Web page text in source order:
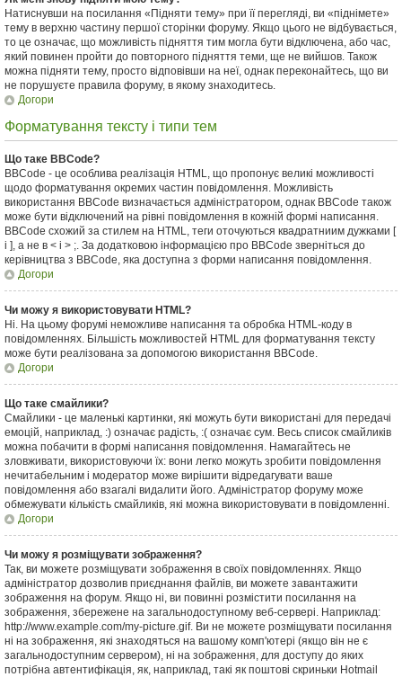
Натиснувши на посилання «Підняти тему» при її перегляді, ви «піднімете»
тему в верхню частину першої сторінки форуму. Якщо цього не відбувається,
то це означає, що можливість підняття тим могла бути відключена, або час,
який повинен пройти до повторного підняття теми, ще не вийшов. Також
можна підняти тему, просто відповівши на неї, однак переконайтесь, що ви
не порушуєте правила форуму, в якому знаходитесь.
Догори
Форматування тексту і типи тем
Що таке BBCode?
BBCode - це особлива реалізація HTML, що пропонує великі можливості
щодо форматування окремих частин повідомлення. Можливість
використання BBCode визначається адміністратором, однак BBCode також
може бути відключений на рівні повідомлення в кожній формі написання.
BBCode схожий за стилем на HTML, теги оточуються квадратниим дужками [
і ], а не в < і > ;. За додатковою інформацією про BBCode зверніться до
керівництва з BBCode, яка доступна з форми написання повідомлення.
Догори
Чи можу я використовувати HTML?
Ні. На цьому форумі неможливе написання та обробка HTML-коду в
повідомленнях. Більшість можливостей HTML для форматування тексту
може бути реалізована за допомогою використання BBCode.
Догори
Що таке смайлики?
Смайлики - це маленькі картинки, які можуть бути використані для передачі
емоцій, наприклад, :) означає радість, :( означає сум. Весь список смайликів
можна побачити в формі написання повідомлення. Намагайтесь не
зловживати, використовуючи їх: вони легко можуть зробити повідомлення
нечитабельним і модератор може вирішити відредагувати ваше
повідомлення або взагалі видалити його. Адміністратор форуму може
обмежувати кількість смайликів, які можна використовувати в повідомленні.
Догори
Чи можу я розміщувати зображення?
Так, ви можете розміщувати зображення в своїх повідомленнях. Якщо
адміністратор дозволив приєднання файлів, ви можете завантажити
зображення на форум. Якщо ні, ви повинні розмістити посилання на
зображення, збережене на загальнодоступному веб-сервері. Наприклад:
http://www.example.com/my-picture.gif. Ви не можете розміщувати посилання
ні на зображення, які знаходяться на вашому комп'ютері (якщо він не є
загальнодоступним сервером), ні на зображення, для доступу до яких
потрібна автентифікація, як, наприклад, такі як поштові скриньки Hotmail